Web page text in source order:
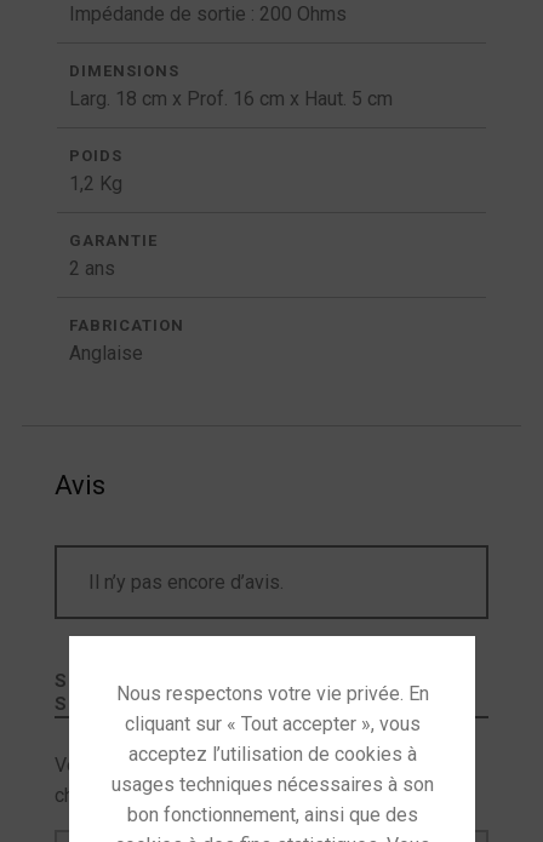
Impédande de sortie : 200 Ohms
DIMENSIONS
Larg. 18 cm x Prof. 16 cm x Haut. 5 cm
POIDS
1,2 Kg
GARANTIE
2 ans
FABRICATION
Anglaise
Avis
Il n’y pas encore d’avis.
SOYEZ LE PREMIER À LAISSER VOTRE AVIS
SUR “
REGA FONO MK5 ”
Votre adresse e-mail ne sera pas publiée. Les
champs obligatoires sont indiqués avec*